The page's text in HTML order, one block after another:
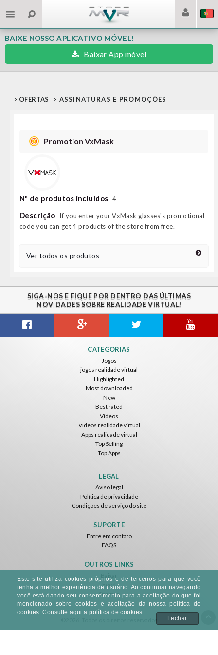
BAIXE NOSSO APLICATIVO MÓVEL!
Baixar App móvel
OFERTAS ASSINATURAS E PROMOÇÕES
Promotion VxMask
Nº de produtos incluídos 4
Descrição
If you enter your VxMask glasses's promotional
code you can get 4 products of the store from free.
Ver todos os produtos
SIGA-NOS E FIQUE POR DENTRO DAS ÚLTIMAS
NOVIDADES SOBRE REALIDADE VIRTUAL!
CATEGORIAS
Jogos
jogos realidade virtual
Highlighted
Most downloaded
New
Best rated
Vídeos
Vídeos realidade virtual
Apps realidade virtual
Top Selling
Top Apps
LEGAL
Aviso legal
Política de privacidade
Condições de serviço do site
SUPORTE
Entre em contato
FAQS
OUTROS LINKS
Baixar
Feed
Sitemap
Este site utiliza cookies próprios e de terceiros para que você
tenha a melhor experiência de usuário. Ao continuar navegando
você está dando seu consentimento para a aceitação do que foi
mencionado sobre cookies e aceitação da nossa política de
cookies.Consulte aqui a política de cookies.
Fechar